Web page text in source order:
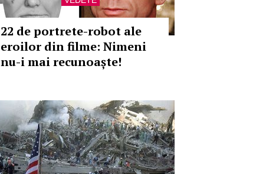
22 de portrete-robot ale
eroilor din filme: Nimeni
nu-i mai recunoaște!